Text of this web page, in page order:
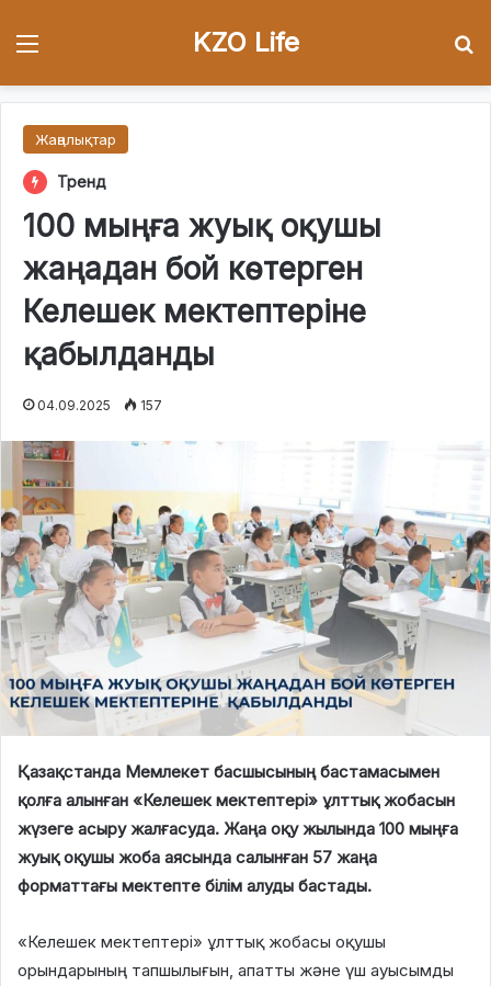
KZO Life
Жаңалықтар
Тренд
100 мыңға жуық оқушы
жаңадан бой көтерген
Келешек мектептеріне
қабылданды
04.09.2025 157
Қазақстанда Мемлекет басшысының бастамасымен
қолға алынған «Келешек мектептері» ұлттық жобасын
жүзеге асыру жалғасуда. Жаңа оқу жылында 100 мыңға
жуық оқушы жоба аясында салынған 57 жаңа
форматтағы мектепте білім алуды бастады.
«Келешек мектептері» ұлттық жобасы оқушы
орындарының тапшылығын, апатты және үш ауысымды